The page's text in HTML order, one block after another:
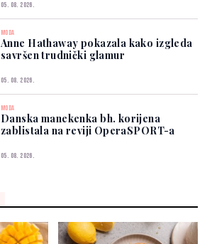
05. 08. 2026.
MODA
Anne Hathaway pokazala kako izgleda
savršen trudnički glamur
05. 08. 2026.
MODA
Danska manekenka bh. korijena
zablistala na reviji OperaSPORT-a
05. 08. 2026.